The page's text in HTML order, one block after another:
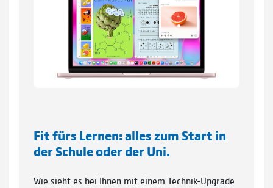
Fit fürs Lernen: alles zum Start in
der Schule oder der Uni.
Wie sieht es bei Ihnen mit einem Technik-Upgrade